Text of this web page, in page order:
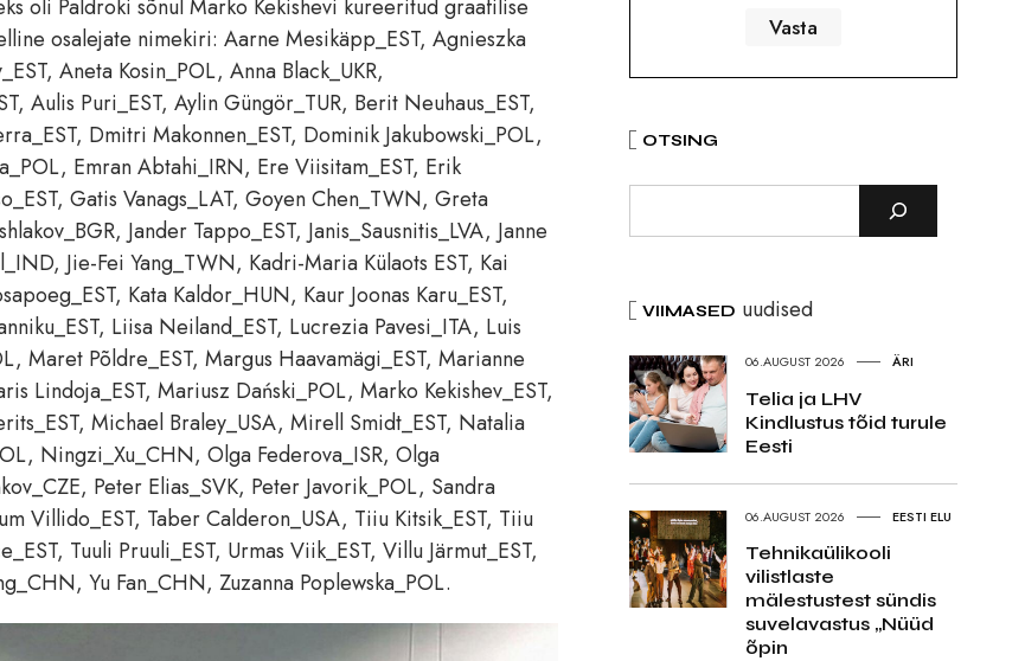
oli Paldroki sõnul Marko Kekishevi kureeritud graafilise
osalejate nimekiri: Aarne Mesikäpp_EST, Agnieszka
Aneta Kosin_POL, Anna Black_UKR,
Aulis Puri_EST, Aylin Güngör_TUR, Berit Neuhaus_EST,
Dmitri Makonnen_EST, Dominik Jakubowski_POL,
Emran Abtahi_IRN, Ere Viisitam_EST, Erik
Gatis Vanags_LAT, Goyen Chen_TWN, Greta
Jander Tappo_EST, Janis_Sausnitis_LVA, Janne
Jie-Fei Yang_TWN, Kadri-Maria Külaots EST, Kai
Kata Kaldor_HUN, Kaur Joonas Karu_EST,
Liisa Neiland_EST, Lucrezia Pavesi_ITA, Luis
Maret Põldre_EST, Margus Haavamägi_EST, Marianne
Lindoja_EST, Mariusz Dański_POL, Marko Kekishev_EST,
Michael Braley_USA, Mirell Smidt_EST, Natalia
Ningzi_Xu_CHN, Olga Federova_ISR, Olga
Peter Elias_SVK, Peter Javorik_POL, Sandra
Villido_EST, Taber Calderon_USA, Tiiu Kitsik_EST, Tiiu
Tuuli Pruuli_EST, Urmas Viik_EST, Villu Järmut_EST,
Yu Fan_CHN, Zuzanna Poplewska_POL.
OTSING
VIIMASED uudised
06.AUGUST 2026 ÄRI
Telia ja LHV
Kindlustus tõid turule
Eesti
06.AUGUST 2026 EESTI ELU
Tehnikaülikooli
vilistlaste
mälestustest sündis
suvelavastus „Nüüd
õpin